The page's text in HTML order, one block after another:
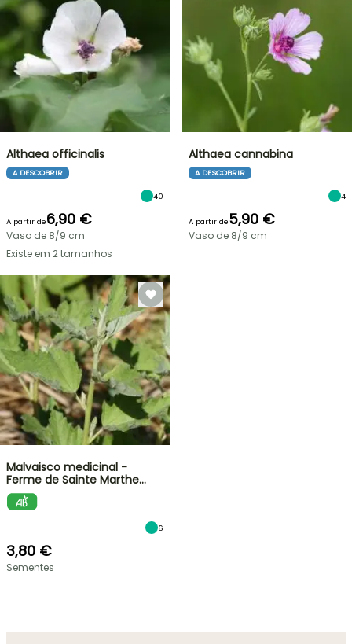
Althaea officinalis
A DESCOBRIR
40
A partir de6,90 €
Vaso de 8/9 cm
Existe em 2 tamanhos
Althaea cannabina
A DESCOBRIR
4
A partir de5,90 €
Vaso de 8/9 cm
Malvaisco medicinal -
Ferme de Sainte Marthe…
6
3,80 €
Sementes